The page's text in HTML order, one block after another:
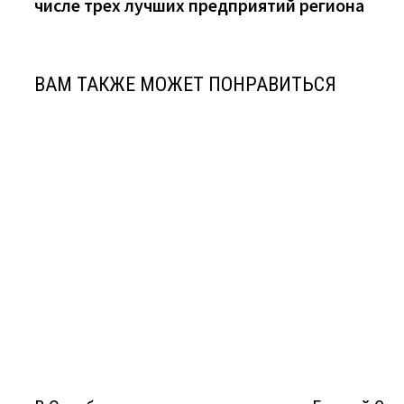
записям
числе трех лучших предприятий региона
ВАМ ТАКЖЕ МОЖЕТ ПОНРАВИТЬСЯ